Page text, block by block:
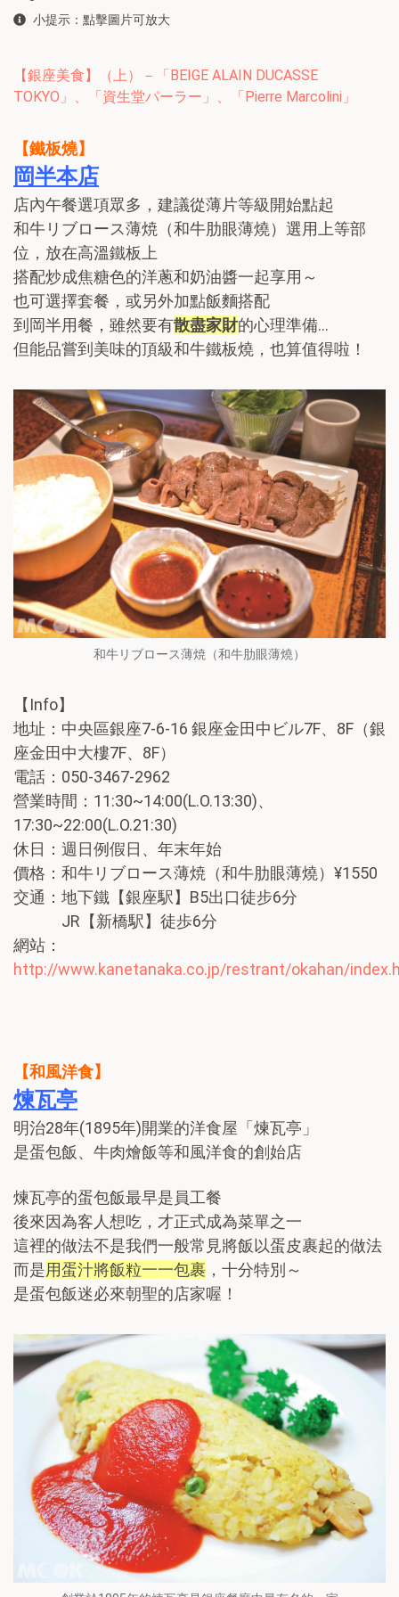
小提示：點擊圖片可放大
【銀座美食】（上）－「BEIGE ALAIN DUCASSE
TOKYO」、「資生堂パーラー」、「Pierre Marcolini」
【鐵板燒】
岡半本店
店內午餐選項眾多，建議從薄片等級開始點起
和牛リブロース薄焼（和牛肋眼薄燒）選用上等部
位，放在高溫鐵板上
搭配炒成焦糖色的洋蔥和奶油醬一起享用～
也可選擇套餐，或另外加點飯麵搭配
到岡半用餐，雖然要有散盡家財的心理準備…
但能品嘗到美味的頂級和牛鐵板燒，也算值得啦！
和牛リブロース薄焼（和牛肋眼薄燒）
【Info】
地址：中央區銀座7-6-16 銀座金田中ビル7F、8F（銀
座金田中大樓7F、8F）
電話：050-3467-2962
營業時間：11:30~14:00(L.O.13:30)、
17:30~22:00(L.O.21:30)
休日：週日例假日、年末年始
價格：和牛リブロース薄焼（和牛肋眼薄燒）¥1550
交通：地下鐵【銀座駅】B5出口徒步6分
JR【新橋駅】徒歩6分
網站：
http://www.kanetanaka.co.jp/restrant/okahan/
【和風洋食】
煉瓦亭
明治28年(1895年)開業的洋食屋「煉瓦亭」
是蛋包飯、牛肉燴飯等和風洋食的創始店
煉瓦亭的蛋包飯最早是員工餐
後來因為客人想吃，才正式成為菜單之一
這裡的做法不是我們一般常見將飯以蛋皮裹起的做法
而是用蛋汁將飯粒一一包裹 ，十分特別～
是蛋包飯迷必來朝聖的店家喔！